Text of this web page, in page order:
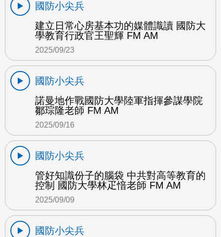
國防小尖兵
建立日常心房基本功的媒體識讀 國防大
學教育行政官王聖輝 FM AM
2025/09/23
國防小尖兵
諾曼地作戰國防大學陸軍指揮參謀學院
鄒琮隆老師 FM AM
2025/09/16
國防小尖兵
管好知識份子的腦袋 中共對高等教育的
控制 國防大學林疋愔老師 FM AM
2025/09/09
國防小尖兵